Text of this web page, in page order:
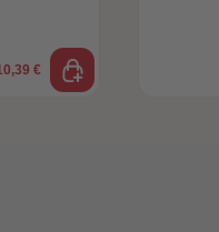
€